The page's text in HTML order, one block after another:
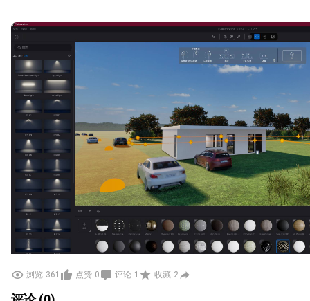
浏览 361 点赞 0 评论 1 收藏 2